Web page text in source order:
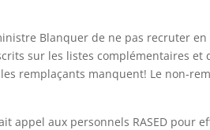
Blanquer de ne pas recruter
sur les listes complémentaires et
remplaçants manquent! Le non-
appel aux personnels RASED pour